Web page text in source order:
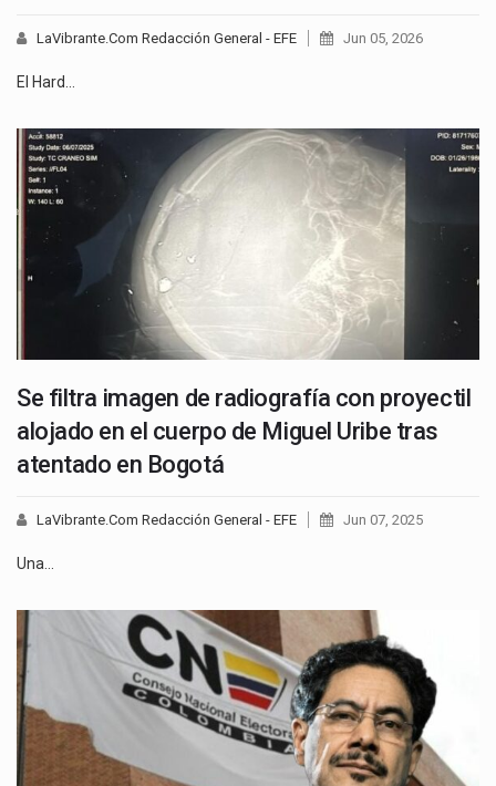
LaVibrante.Com Redacción General - EFE Jun 05, 2026
El Hard…
Se filtra imagen de radiografía con proyectil
alojado en el cuerpo de Miguel Uribe tras
atentado en Bogotá
LaVibrante.Com Redacción General - EFE Jun 07, 2025
Una…